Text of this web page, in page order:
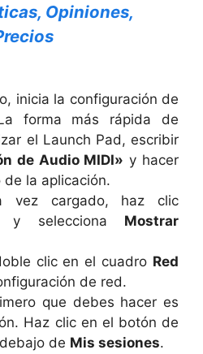
Opiniones,
inicia la configuración de
forma más rápida de
el Launch Pad, escribir
de Audio MIDI» y hacer
de la aplicación.
vez cargado, haz clic
y selecciona Mostrar
clic en el cuadro Red
de red.
que debes hacer es
Haz clic en el botón de
de Mis sesiones.